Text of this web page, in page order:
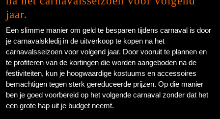
jaar.
Een slimme manier om geld te besparen tijdens carnaval is door
je carnavalskledij in de uitverkoop te kopen na het
carnavalsseizoen voor volgend jaar. Door vooruit te plannen en
te profiteren van de kortingen die worden aangeboden na de
festiviteiten, kun je hoogwaardige kostuums en accessoires
bemachtigen tegen sterk gereduceerde prijzen. Op die manier
ben je goed voorbereid op het volgende carnaval zonder dat het
een grote hap uit je budget neemt.